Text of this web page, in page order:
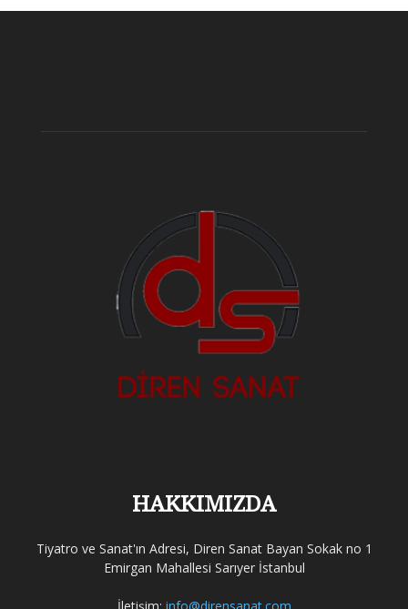
HAKKIMIZDA
Tiyatro ve Sanat'ın Adresi, Diren Sanat Bayan Sokak no 1
Emirgan Mahallesi Sarıyer İstanbul
İletişim: info@dirensanat.com